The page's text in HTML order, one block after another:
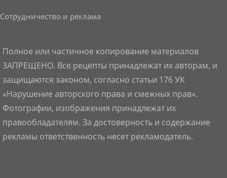
Сотрудничество и реклама
Полное или частичное копирование материалов
ЗАПРЕЩЕНО. Все рецепты принадлежат их авторам, и
защищаются законом, согласно статьи 176 УК
«Нарушение авторского права и смежных прав».
Фотографии, изображения принадлежат их
правообладателям. За достоверность и содержание
рекламы ответственность несет рекламодатель.